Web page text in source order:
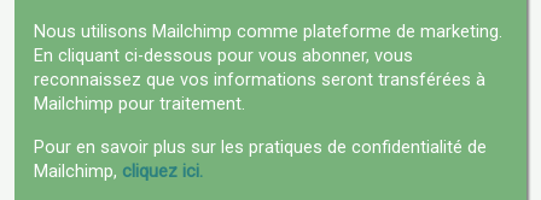
Nous utilisons Mailchimp comme plateforme de marketing.
En cliquant ci-dessous pour vous abonner, vous
reconnaissez que vos informations seront transférées à
Mailchimp pour traitement.
Pour en savoir plus sur les pratiques de confidentialité de
Mailchimp, cliquez ici.